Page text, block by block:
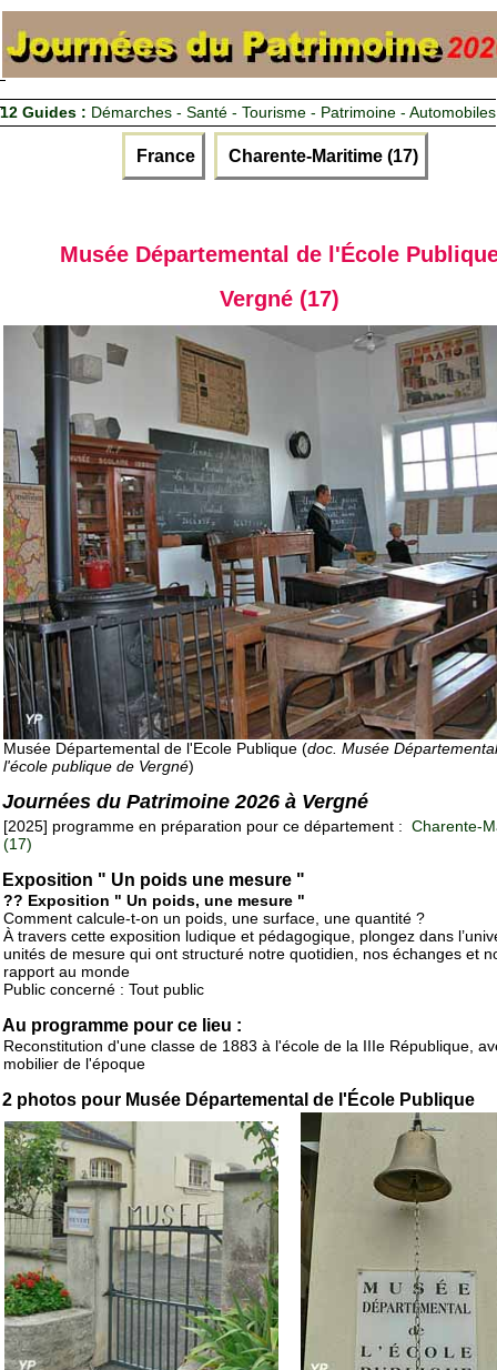
12 Guides : Démarches - Santé - Tourisme - Patrimoine - Automobiles
France Charente-Maritime (17)
Musée Départemental de l'École
Vergné (17)
Musée Départemental de l'Ecole Publique (doc. Musée
l'école publique de Vergné)
Journées du Patrimoine 2026 à Vergné
[2025] programme en préparation pour ce département : Charente-
(17)
Exposition " Un poids une mesure "
?? Exposition " Un poids, une mesure "
Comment calcule-t-on un poids, une surface, une quantité ?
À travers cette exposition ludique et pédagogique, plongez dans
unités de mesure qui ont structuré notre quotidien, nos échanges et
rapport au monde
Public concerné : Tout public
Au programme pour ce lieu :
Reconstitution d'une classe de 1883 à l'école de la IIIe République,
mobilier de l'époque
2 photos pour Musée Départemental de l'École Publique